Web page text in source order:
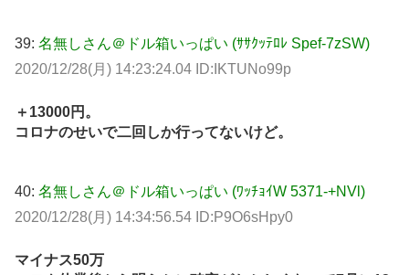
39: 名無しさん＠ドル箱いっぱい (ｻｻｸｯﾃﾛﾚ Spef-7zSW)
2020/12/28(月) 14:23:24.04 ID:IKTUNo99p
＋13000円。
コロナのせいで二回しか行ってないけど。
40: 名無しさん＠ドル箱いっぱい (ﾜｯﾁｮｲW 5371-+NVl)
2020/12/28(月) 14:34:56.54 ID:P9O6sHpy0
マイナス50万